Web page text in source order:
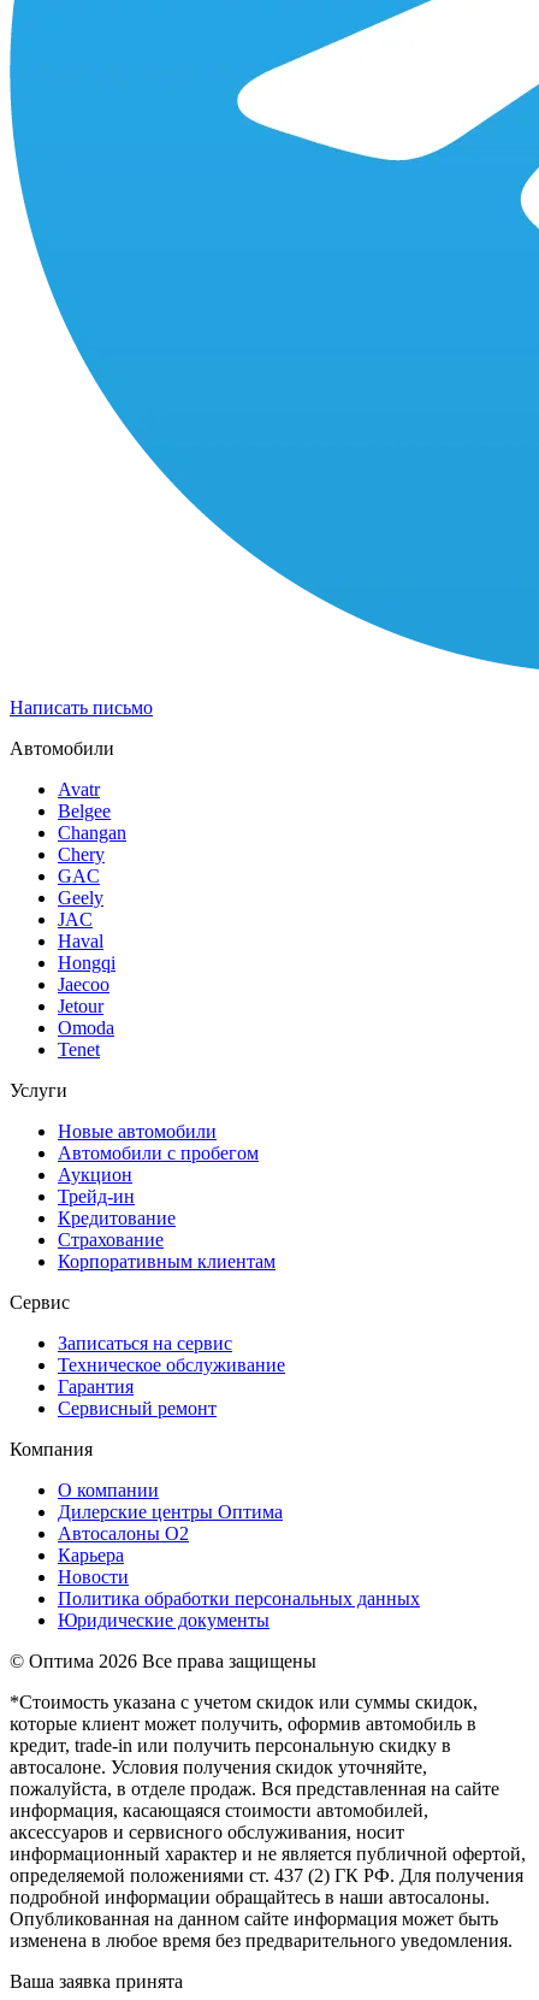
Написать письмо
Автомобили
Avatr
Belgee
Changan
Chery
GAC
Geely
JAC
Haval
Hongqi
Jaecoo
Jetour
Omoda
Tenet
Услуги
Новые автомобили
Автомобили с пробегом
Аукцион
Трейд-ин
Кредитование
Страхование
Корпоративным клиентам
Сервис
Записаться на сервис
Техническое обслуживание
Гарантия
Сервисный ремонт
Компания
О компании
Дилерские центры Оптима
Автосалоны О2
Карьера
Новости
Политика обработки персональных данных
Юридические документы
© Оптима 2026 Все права защищены
*Стоимость указана с учетом скидок или суммы скидок,
которые клиент может получить, оформив автомобиль в
кредит, trade-in или получить персональную скидку в
автосалоне. Условия получения скидок уточняйте,
пожалуйста, в отделе продаж. Вся представленная на сайте
информация, касающаяся стоимости автомобилей,
аксессуаров и сервисного обслуживания, носит
информационный характер и не является публичной офертой,
определяемой положениями ст. 437 (2) ГК РФ. Для получения
подробной информации обращайтесь в наши автосалоны.
Опубликованная на данном сайте информация может быть
изменена в любое время без предварительного уведомления.
Ваша заявка принята